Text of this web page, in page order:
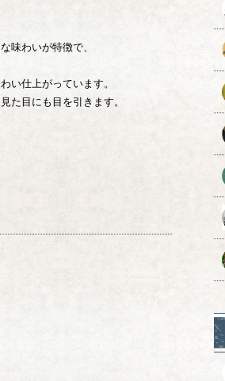
味わいが特徴で、
い仕上がっています。
た目にも目を引きます。